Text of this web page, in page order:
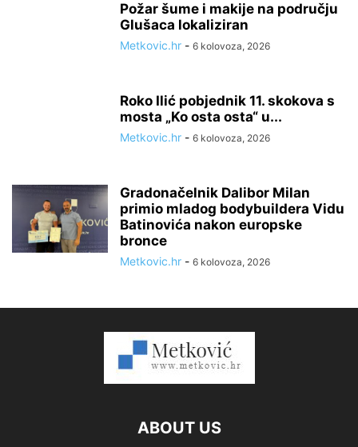
Požar šume i makije na području
Glušaca lokaliziran
Metkovic.hr - 6 kolovoza, 2026
Roko Ilić pobjednik 11. skokova s
mosta „Ko osta osta“ u...
Metkovic.hr - 6 kolovoza, 2026
Gradonačelnik Dalibor Milan
primio mladog bodybuildera Vidu
Batinovića nakon europske
bronce
Metkovic.hr - 6 kolovoza, 2026
ABOUT US